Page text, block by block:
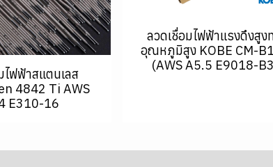
ไฟฟ้าสแตนเลส
4842 Ti AWS
E310-16
ลวดเชื่อมไฟฟ้าแรงดึงสูง
อุณหภูมิสูง KOBE CM-
(AWS A5.5 E9018-